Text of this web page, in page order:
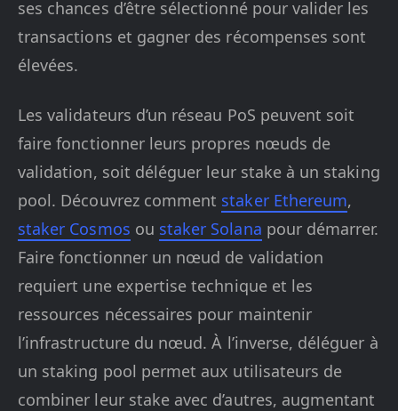
ses chances d’être sélectionné pour valider les
transactions et gagner des récompenses sont
élevées.
Les validateurs d’un réseau PoS peuvent soit
faire fonctionner leurs propres nœuds de
validation, soit déléguer leur stake à un staking
pool. Découvrez comment staker Ethereum,
staker Cosmos ou staker Solana pour démarrer.
Faire fonctionner un nœud de validation
requiert une expertise technique et les
ressources nécessaires pour maintenir
l’infrastructure du nœud. À l’inverse, déléguer à
un staking pool permet aux utilisateurs de
combiner leur stake avec d’autres, augmentant